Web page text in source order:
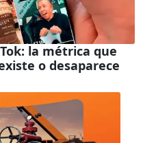
la métrica que
o desaparece